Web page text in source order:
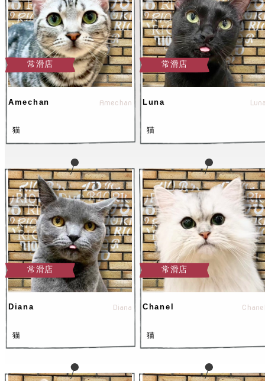
常滑店
Amechan Amechan
猫
常滑店
Luna
猫
常滑店
Diana Diana
猫
常滑店
Chanel
猫